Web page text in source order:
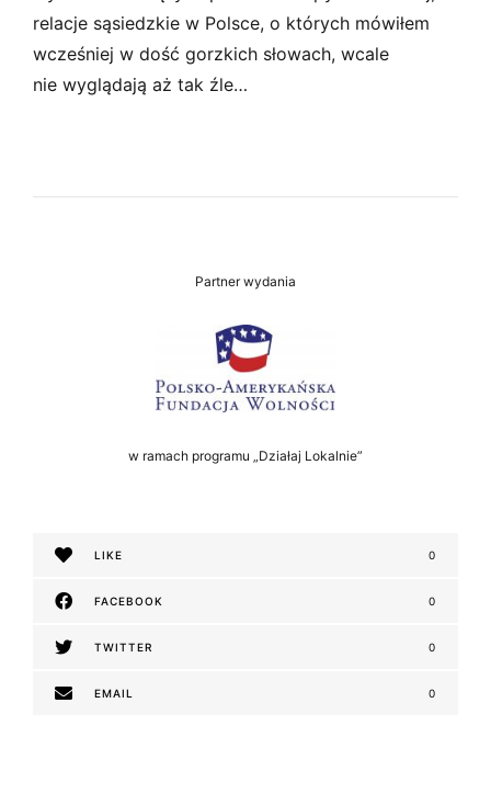
relacje sąsiedzkie w Polsce, o których mówiłem
wcześniej w dość gorzkich słowach, wcale
nie wyglądają aż tak źle…
Partner wydania
w ramach programu „Działaj Lokalnie”
LIKE 0
FACEBOOK 0
TWITTER 0
EMAIL 0